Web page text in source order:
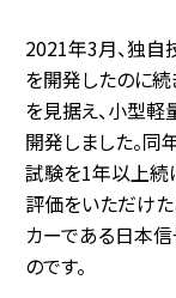
2021年3月、独自
を開発したのに
を見据え、小型軽
開発しました。
試験を1年以上続
評価をいただけ
カーである日本
のです。